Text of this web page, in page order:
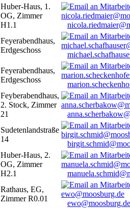
Huber-Haus, 1.
OG, Zimmer
H1.1
Feyerabendhaus,
Erdgeschoss
Feyerabendhaus,
Erdgeschoss
Feyberabendhaus,
2. Stock, Zimmer
21
Sudetenlandstraße
14
Huber-Haus, 2.
OG, Zimmer
H2.1
Rathaus, EG,
Zimmer R0.01
ewo@moosburg.de